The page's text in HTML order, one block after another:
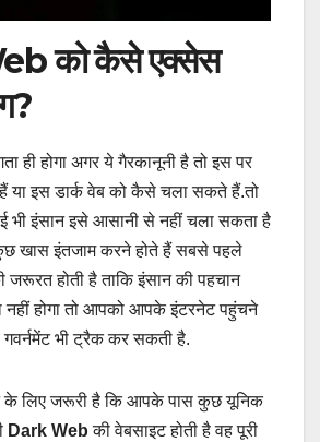
को कैसे एक्सेस
ही होगा अगर ये गैरकानूनी है तो इस पर
इस डार्क वेब को कैसे चला सकते हैं.तो
भी इंसान इसे आसानी से नहीं चला सकता है
खास इंतजाम करने होते हैं सबसे पहले
जरूरत होती है ताकि इंसान की पहचान
नहीं होगा तो आपको आपके इंटरनेट पहुंचने
गवर्नमेंट भी ट्रैक कर सकती है.
के लिए जरूरी है कि आपके पास कुछ यूनिक
Dark Web की वेबसाइट होती है वह पूरी